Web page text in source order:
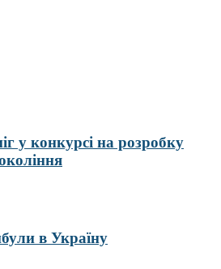
у конкурсі на розробку
в Україну